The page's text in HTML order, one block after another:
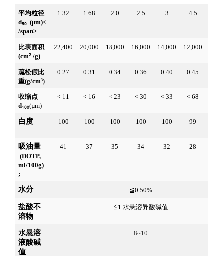
平均粒径
d50 (µm)<
/span>
1.32 1.68 2.0 2.5 3 4.5
比表面积
(cm2 /g)
22,400 20,000 18,000 16,000 14,000 12,000
疏松假比
重(g/cm3)
0.27 0.31 0.34 0.36 0.40 0.45
收缩点
d100(µm)
< 11 < 16 < 23 < 30 < 33 < 68
白度 100 100 100 100 100 99
吸油量
(DOTP,
ml/100g)
;
41 37 35 34 32 28
水分 ≦0.50%
盐酸不
溶物
≦1.水悬溶异酸碱值
水悬溶
液酸碱
值
8~10